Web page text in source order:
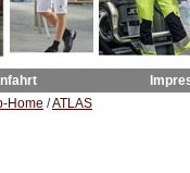
Home /ATLAS